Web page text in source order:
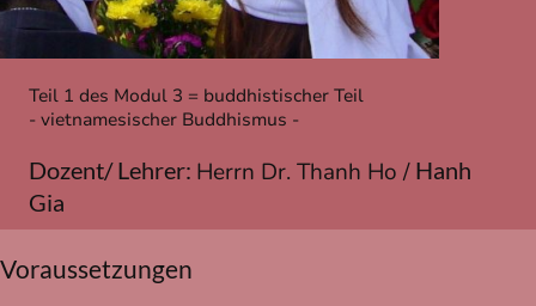
Teil 1 des Modul 3 = buddhistischer Teil
- vietnamesischer Buddhismus -
Dozent/ Lehrer: Herrn Dr. Thanh Ho / Hanh
Gia
Voraussetzungen